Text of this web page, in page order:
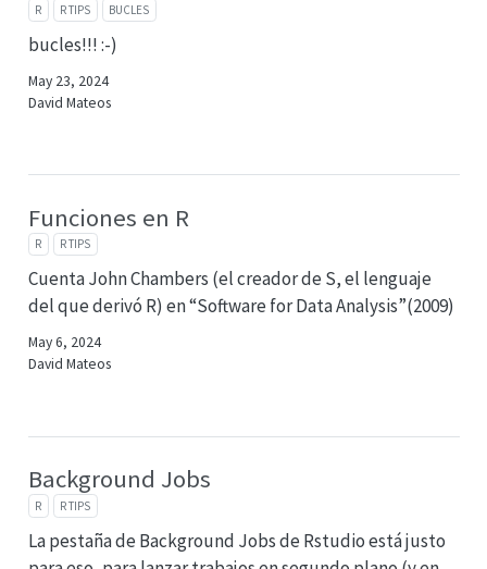
R R TIPS BUCLES
bucles!!! :-)
May 23, 2024
David Mateos
Funciones en R
R R TIPS
Cuenta John Chambers (el creador de S, el lenguaje
del que derivó R) en “Software for Data Analysis”(2009)
May 6, 2024
David Mateos
Background Jobs
R R TIPS
La pestaña de Background Jobs de Rstudio está justo